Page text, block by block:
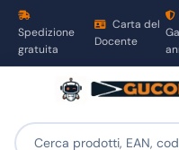
Spedizione
gratuita
Carta del
Docente